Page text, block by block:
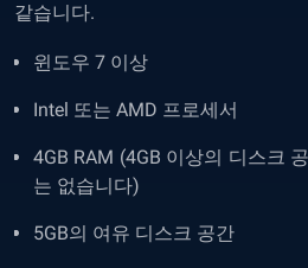
같습니다.
윈도우 7 이상
Intel 또는 AMD 프로세서
4GB RAM (4GB 이상의 디스크
는 없습니다)
5GB의 여유 디스크 공간